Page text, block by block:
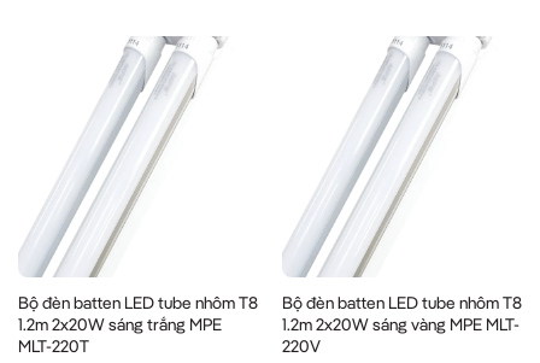
Bộ đèn batten LED tube nhôm T8
1.2m 2x20W sáng trắng MPE
MLT-220T
Bộ đèn batten LED tube nhôm T8
1.2m 2x20W sáng vàng MPE MLT-
220V